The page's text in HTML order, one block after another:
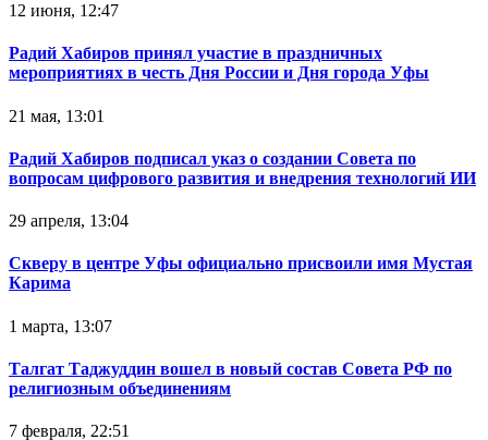
12 июня, 12:47
Радий Хабиров принял участие в праздничных
мероприятиях в честь Дня России и Дня города Уфы
21 мая, 13:01
Радий Хабиров подписал указ о создании Совета по
вопросам цифрового развития и внедрения технологий ИИ
29 апреля, 13:04
Скверу в центре Уфы официально присвоили имя Мустая
Карима
1 марта, 13:07
Талгат Таджуддин вошел в новый состав Совета РФ по
религиозным объединениям
7 февраля, 22:51